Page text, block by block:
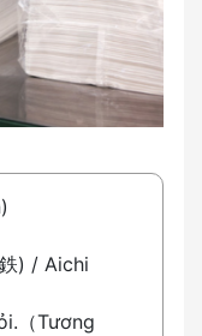
) / Aichi
（Tương